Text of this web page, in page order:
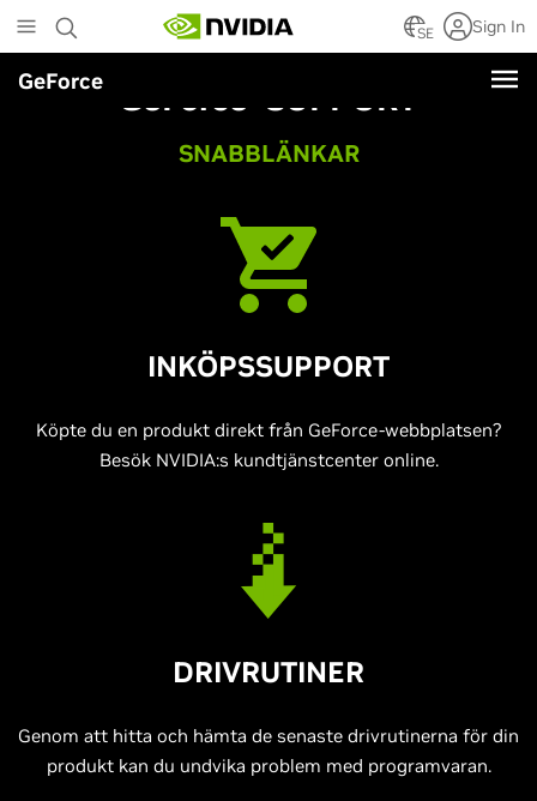
to
main
content
SE Sign In
GeForce GeForce -SUPPORT
SNABBLÄNKAR
INKÖPSSUPPORT
Köpte du en produkt direkt från GeForce-webbplatsen?
Besök NVIDIA:s kundtjänstcenter online.
DRIVRUTINER
Genom att hitta och hämta de senaste drivrutinerna för din
produkt kan du undvika problem med programvaran.